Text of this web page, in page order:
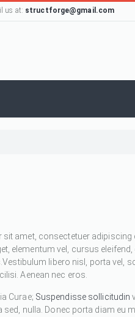
us at: structforge@gmail.com
amet, consectetuer adipiscing
elementum vel, cursus
libero nisl, porta vel,
Aenean nec eros.
Curae; Suspendisse sollicitudin
nulla. Donec porta diam eu